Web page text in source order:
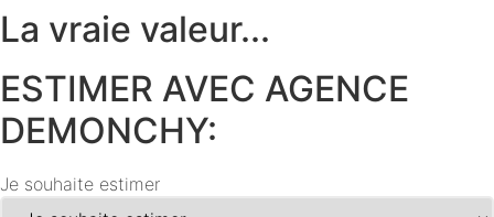
La vraie valeur...
ESTIMER AVEC AGENCE
DEMONCHY:
Je souhaite estimer